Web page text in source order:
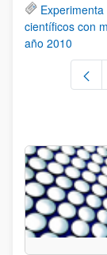
científicos con
año 2010